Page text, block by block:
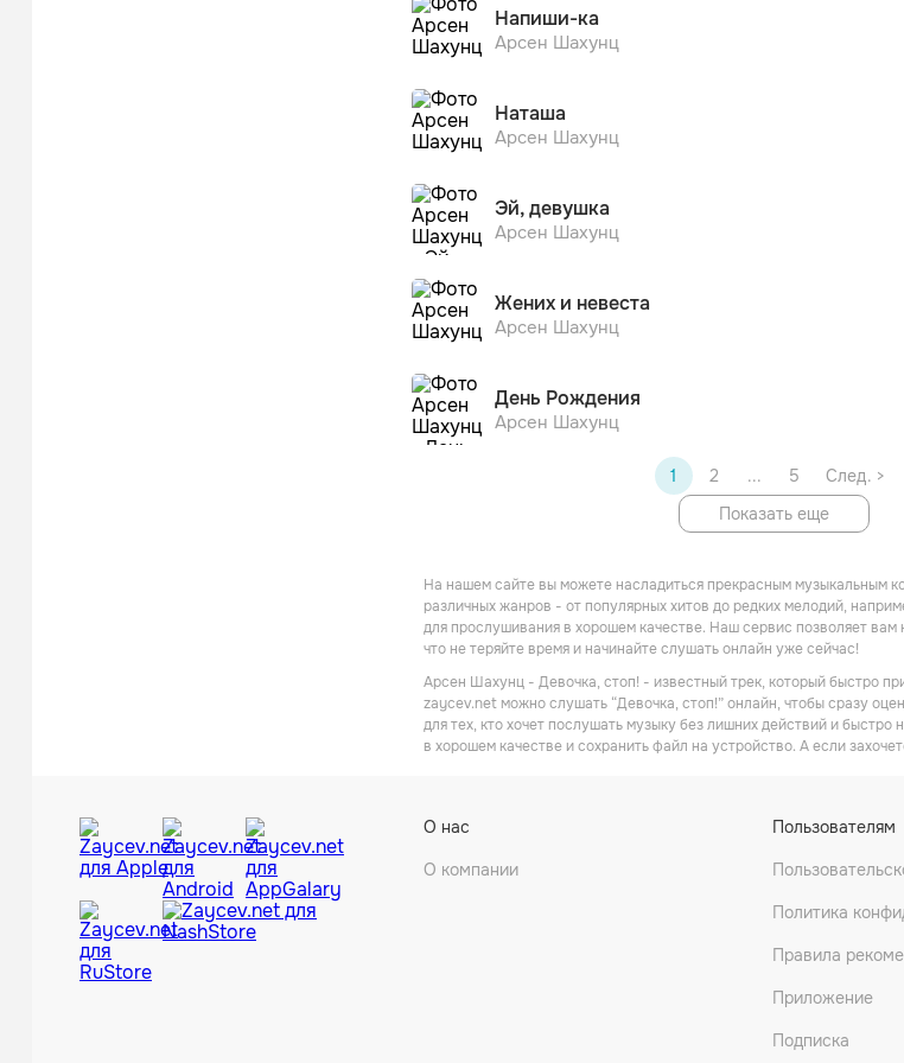
Напиши-ка
Арсен Шахунц
Наташа
Арсен Шахунц
Эй, девушка
Арсен Шахунц
Жених и невеста
Арсен Шахунц
День Рождения
Арсен Шахунц
1 2 ... 5
След. >
Показать еще
На нашем сайте вы можете насладиться прекрасным музыкальным
различных жанров - от популярных хитов до редких мелодий,
для прослушивания в хорошем качестве. Наш сервис позволяет
что не теряйте время и начинайте слушать онлайн уже сейчас!
Арсен Шахунц - Девочка, cтоп! - известный трек, который быстро
zaycev.net можно слушать “Девочка, cтоп!” онлайн, чтобы сразу
для тех, кто хочет послушать музыку без лишних действий и
в хорошем качестве и сохранить файл на устройство. А если
О нас
О компании
Пользователям
Политика
Правила
Приложение
Подписка